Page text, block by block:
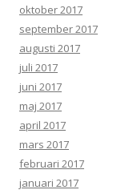
oktober 2017
september 2017
augusti 2017
juli 2017
juni 2017
maj 2017
april 2017
mars 2017
februari 2017
januari 2017